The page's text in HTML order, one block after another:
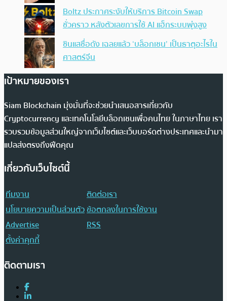
Boltz ประกาศระงับให้บริการ Bitcoin Swap
ชั่วคราว หลังตัวเลขการใช้ AI แฮ็กระบบพุ่งสูง
ซินแสชื่อดัง เฉลยแล้ว ‘บล็อกเชน’ เป็นธาตุอะไรใน
ศาสตร์จีน
เป้าหมายของเรา
Siam Blockchain มุ่งมั่นที่จะช่วยนำเสนอสารเกี่ยวกับ
Cryptocurrency และเทคโนโลยีบล็อกเชนเพื่อคนไทย ในภาษาไทย เรา
รวบรวมข้อมูลส่วนใหญ่จากเว็บไซต์และเว็บบอร์ดต่างประเทศและนำมา
แปลส่งตรงถึงฟีดคุณ
เกี่ยวกับเว็บไซต์นี้
ทีมงาน
ติดต่อเรา
นโยบายความเป็นส่วนตัวข้อตกลงในการใช้งาน
Advertise
RSS
ตั้งค่าคุกกี้
ติดตามเรา